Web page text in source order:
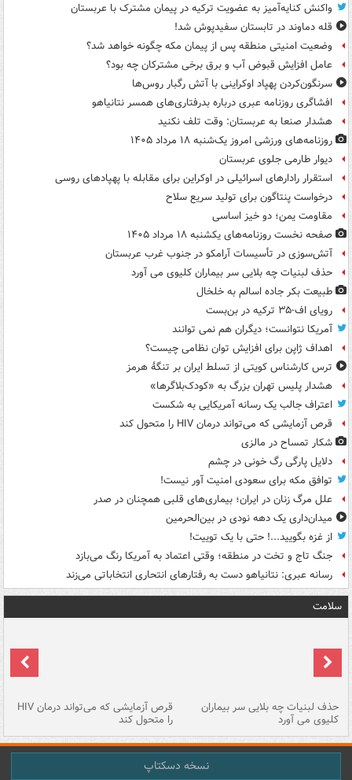
واکنش کنایه‌آمیز به عضویت ترکیه در پیمان مشترک با عربستان
قله دماوند در تابستان سفیدپوش شد!
وضعیت امنیتی منطقه پس از پیمان مکه چگونه خواهد شد؟
عامل افزایش قبوض آب و برق برخی مشترکان چه بود؟
سرنگون‌کردن پهپاد اوکراینی با آتش رگبار روس‌ها
افشاگری روزنامه عبری درباره بدرفتاری‌های همسر نتانیاهو
هشدار صنعا به عربستان: وقت تلف نکنید
روزنامه‌های ورزشی امروز یک‌شنبه ۱۸ مرداد ۱۴۰۵
دیوار طارمی جلوی عربستان
استقرار رادارهای اسرائیلی در اوکراین برای مقابله با پهپادهای روسی
درخواست پنتاگون برای تولید سریع سلاح
مقاومت یمن؛ دو خیز اساسی
صفحه نخست روزنامه‌های یکشنبه ۱۸ مرداد ۱۴۰۵
آتش‌سوزی در تأسیسات آرامکو در جنوب غرب عربستان
حذف لبنیات چه بلایی سر بیماران کلیوی می آورد
طبیعت بکر جاده اسالم به خلخال
رویای اف-۳۵ ترکیه در بن‌بست
آمریکا نتوانست؛ دیگران هم نمی توانند
اهداف ژاپن برای افزایش توان نظامی چیست؟
ترس کارشناس کویتی از تسلط ایران بر تنگۀ هرمز
هشدار پلیس تهران بزرگ به «کودک‌بلاگرها»
اعتراف جالب یک رسانه آمریکایی به شکست
قرص آزمایشی که می‌تواند درمان HIV را متحول کند
شکار تمساح در مالزی
دلایل پارگی رگ خونی در چشم
توافق مکه برای سعودی امنیت آور نیست!
علل مرگ زنان در ایران؛ بیماری‌های قلبی همچنان در صدر
میدان‌داری یک دهه نودی در بین‌الحرمین
از غزه بگویید...! حتی با یک توییت!
جنگ تاج و تخت در منطقه؛ وقتی اعتماد به آمریکا رنگ می‌بازد
رسانه عبری: نتانیاهو دست به رفتارهای انتحاری انتخاباتی می‌زند
سلامت
حذف لبنیات چه بلایی سر بیماران
کلیوی می آورد
قرص آزمایشی که می‌تواند درمان HIV
را متحول کند
نسخه دسکتاپ